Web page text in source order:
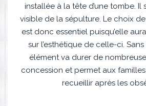
installée à la tête d’une tombe. Il
visible de la sépulture. Le choix
est donc essentiel puisqu’elle
sur l’esthétique de celle-ci.
élément va durer de
concession et permet aux
recueillir après les